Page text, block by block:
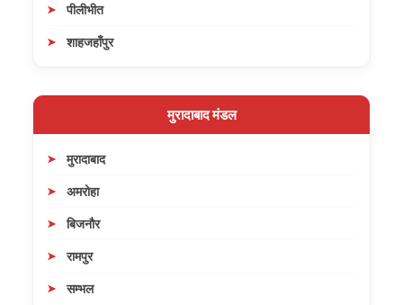
पीलीभीत
शाहजहाँपुर
मुरादाबाद मंडल
मुरादाबाद
अमरोहा
बिजनौर
रामपुर
सम्भल